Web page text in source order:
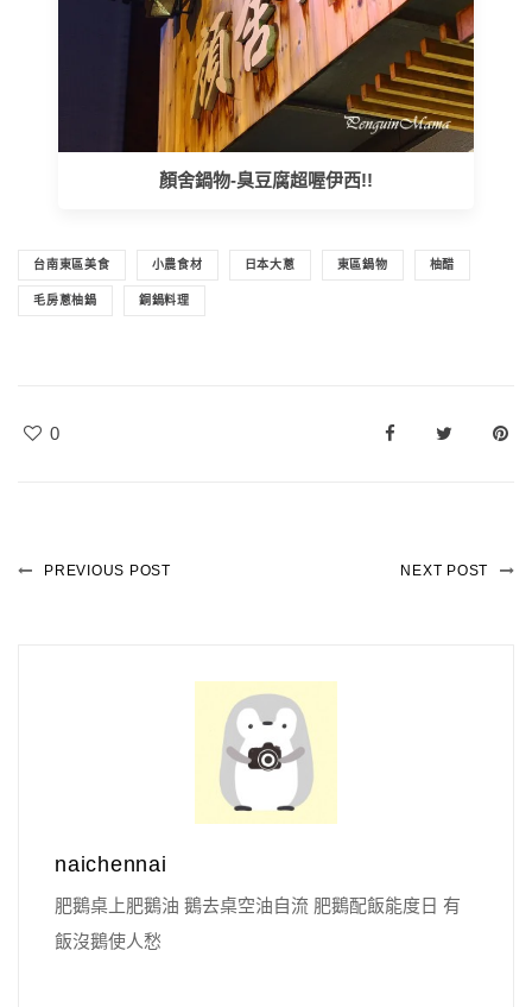
顏舍鍋物-臭豆腐超喔伊西!!
台南東區美食 小農食材 日本大蔥 東區鍋物 柚醋
毛房蔥柚鍋 銅鍋料理
0
PREVIOUS POST NEXT POST
naichennai
肥鵝桌上肥鵝油 鵝去桌空油自流 肥鵝配飯能度日 有
飯沒鵝使人愁